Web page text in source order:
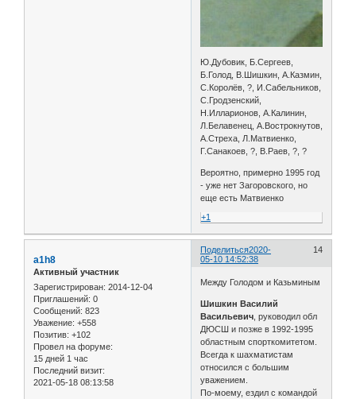
Ю.Дубовик, Б.Сергеев,
Б.Голод, В.Шишкин, А.Казмин,
С.Королёв, ?, И.Сабельников,
С.Гродзенский,
Н.Илларионов, А.Калинин,
Л.Белавенец, А.Вострокнутов,
А.Стреха, Л.Матвиенко,
Г.Санакоев, ?, В.Раев, ?, ?
Вероятно, примерно 1995 год
- уже нет Загоровского, но
еще есть Матвиенко
+1
Поделиться 14
2020-
05-10 14:52:38
a1h8
Активный участник
Зарегистрирован: 2014-12-04
Приглашений: 0
Сообщений: 823
Уважение: +558
Позитив: +102
Провел на форуме:
15 дней 1 час
Последний визит:
2021-05-18 08:13:58
Между Голодом и Казьминым
Шишкин Василий
Васильевич , руководил обл
ДЮСШ и позже в 1992-1995
областным спорткомитетом.
Всегда к шахматистам
относился с большим
уважением.
По-моему, ездил с командой